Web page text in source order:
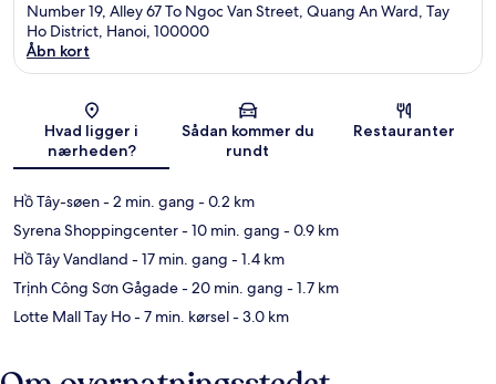
Number 19, Alley 67 To Ngoc Van Street, Quang An Ward, Tay
Ho District, Hanoi, 100000
Åbn kort
Hvad ligger i
nærheden?
Sådan kommer du
rundt
Restauranter
Hồ Tây-søen- 2 min. gang - 0.2 km
Syrena Shoppingcenter- 10 min. gang - 0.9 km
Hồ Tây Vandland - 17 min. gang - 1.4 km
Trịnh Công Sơn Gågade- 20 min. gang - 1.7 km
Lotte Mall Tay Ho- 7 min. kørsel- 3.0 km